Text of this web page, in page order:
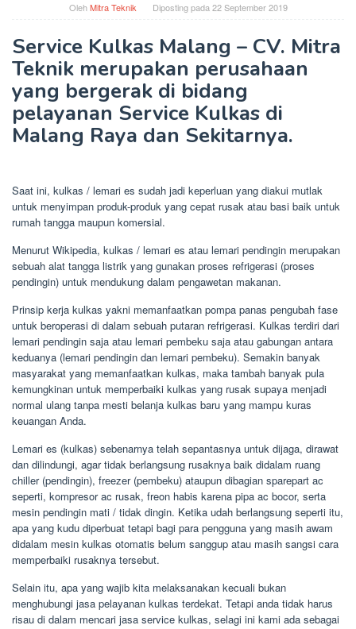
OlehMitra Teknik Diposting pada 22 September 2019
Service Kulkas Malang – CV. Mitra
Teknik merupakan perusahaan
yang bergerak di bidang
pelayanan Service Kulkas di
Malang Raya dan Sekitarnya.
Saat ini, kulkas / lemari es sudah jadi keperluan yang diakui mutlak
untuk menyimpan produk-produk yang cepat rusak atau basi baik untuk
rumah tangga maupun komersial.
Menurut Wikipedia, kulkas / lemari es atau lemari pendingin merupakan
sebuah alat tangga listrik yang gunakan proses refrigerasi (proses
pendingin) untuk mendukung dalam pengawetan makanan.
Prinsip kerja kulkas yakni memanfaatkan pompa panas pengubah fase
untuk beroperasi di dalam sebuah putaran refrigerasi. Kulkas terdiri dari
lemari pendingin saja atau lemari pembeku saja atau gabungan antara
keduanya (lemari pendingin dan lemari pembeku). Semakin banyak
masyarakat yang memanfaatkan kulkas, maka tambah banyak pula
kemungkinan untuk memperbaiki kulkas yang rusak supaya menjadi
normal ulang tanpa mesti belanja kulkas baru yang mampu kuras
keuangan Anda.
Lemari es (kulkas) sebenarnya telah sepantasnya untuk dijaga, dirawat
dan dilindungi, agar tidak berlangsung rusaknya baik didalam ruang
chiller (pendingin), freezer (pembeku) ataupun dibagian sparepart ac
seperti, kompresor ac rusak, freon habis karena pipa ac bocor, serta
mesin pendingin mati / tidak dingin. Ketika udah berlangsung seperti itu,
apa yang kudu diperbuat tetapi bagi para pengguna yang masih awam
didalam mesin kulkas otomatis belum sanggup atau masih sangsi cara
memperbaiki rusaknya tersebut.
Selain itu, apa yang wajib kita melaksanakan kecuali bukan
menghubungi jasa pelayanan kulkas terdekat. Tetapi anda tidak harus
risau di dalam mencari jasa service kulkas, selagi ini kami ada sebagai